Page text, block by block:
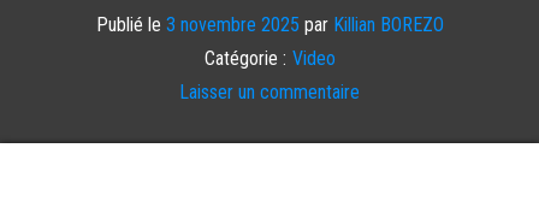
Publié le 3 novembre 2025 par Killian BOREZO
Catégorie : Video
Laisser un commentaire